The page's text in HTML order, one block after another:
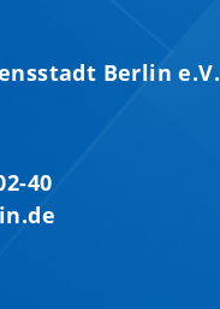
Berlin e.V.
40